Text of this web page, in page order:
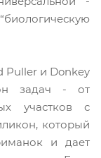
Puller и Donkey
задач - от
участков с
который
и дает